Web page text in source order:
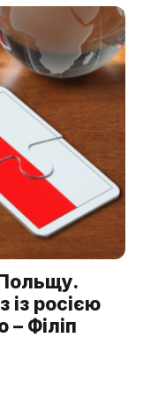
із росією
– Філіп